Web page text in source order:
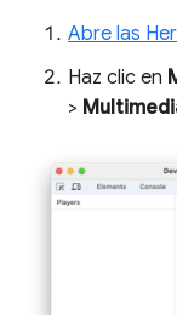
Abre las
Haz clic en
>